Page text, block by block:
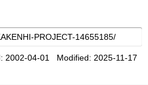
2002-04-01 Modified: 2025-11-17